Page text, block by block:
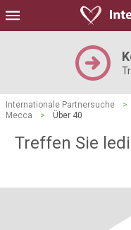
Internationale Partnersuche >
Mecca
> Über 40
Treffen Sie